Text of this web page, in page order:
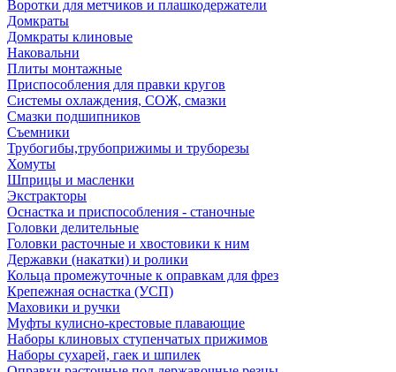
Воротки для метчиков и плашкодержатели
Домкраты
Домкраты клиновые
Наковальни
Плиты монтажные
Приспособления для правки кругов
Системы охлаждения, СОЖ, смазки
Смазки подшипников
Съемники
Трубогибы,трубоприжимы и труборезы
Хомуты
Шприцы и масленки
Экстракторы
Оснастка и приспособления - станочные
Головки делительные
Головки расточные и хвостовики к ним
Державки (накатки) и ролики
Кольца промежуточные к оправкам для фрез
Крепежная оснастка (УСП)
Маховики и ручки
Муфты кулисно-крестовые плавающие
Наборы клиновых ступенчатых прижимов
Наборы сухарей, гаек и шпилек